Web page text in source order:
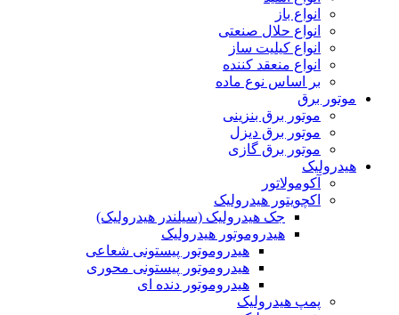
انواع باز
انواع حلال صنعتی
انواع کیلیت ساز
انواع منعقد کننده
بر اساس نوع ماده
موتور برق
موتور برق بنزینی
موتور برق دیزل
موتور برق گازی
هیدرولیک
آکومولاتور
اکچویتور هیدرولیک
جک هیدرولیک (سیلندر هیدرولیک)
هیدروموتور هیدرولیک
هیدروموتور پیستونی شعاعی
هیدروموتور پیستونی محوری
هیدروموتور دنده ای
پمپ هیدرولیک